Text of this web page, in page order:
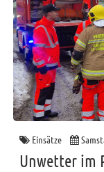
Einsätze
Unwetter im